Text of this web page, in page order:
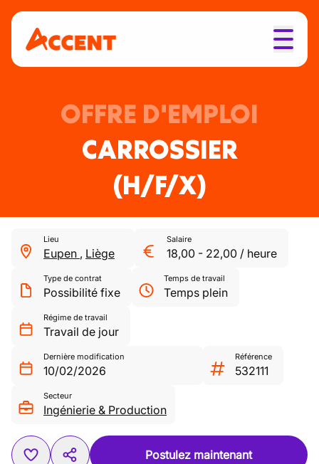
OFFRE D'EMPLOI
CARROSSIER
(H/F/X)
Lieu
Eupen , Liège
Salaire
18,00 - 22,00 / heure
Type de contrat
Possibilité fixe
Temps de travail
Temps plein
Régime de travail
Travail de jour
Dernière modification
10/02/2026
Référence
532111
Secteur
Ingénierie & Production
Postulez maintenant